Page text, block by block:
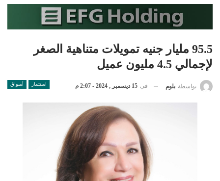
95.5 مليار جنيه تمويلات متناهية الصغر
لإجمالي 4.5 مليون عميل
استثمار أسواق بواسطة بلوم في 15 ديسمبر , 2024 - 2:07 م